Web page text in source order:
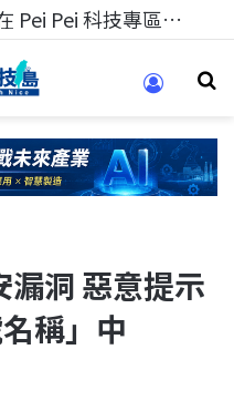
科技人的經驗傳承地！在 Pei Pei 科技專區，與學弟妹交流最硬核的技術
洞 惡意提示
稱」中